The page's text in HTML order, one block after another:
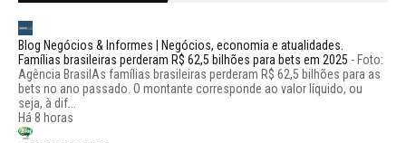
Blog Negócios & Informes | Negócios, economia e atualidades.
Famílias brasileiras perderam R$ 62,5 bilhões para bets em 2025 - Foto:
Agência BrasilAs famílias brasileiras perderam R$ 62,5 bilhões para as
bets no ano passado. O montante corresponde ao valor líquido, ou
seja, à dif...
Há 8 horas